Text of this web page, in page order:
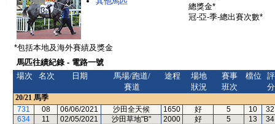
總獎金*
冠-亞-季-總出賽次數*
*包括本地及海外賽績及獎金
馬匹往績紀錄 - 電路一號
場次
名次 日期
馬場/跑道/
賽道
途程
場地
狀況
賽事
班次
檔位
評
分
20/21 馬季
731
08 06/06/2021 沙田全天候 1650 好 5 10
32
634
11 02/05/2021 沙田草地"B" 2000 好 5 13
34